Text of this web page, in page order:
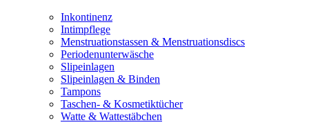
Inkontinenz
Intimpflege
Menstruationstassen & Menstruationsdiscs
Periodenunterwäsche
Slipeinlagen
Slipeinlagen & Binden
Tampons
Taschen- & Kosmetiktücher
Watte & Wattestäbchen